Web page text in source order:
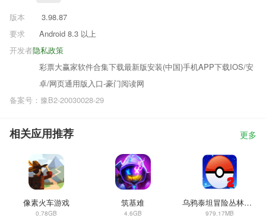
版本
3.98.87
要求
Android 8.3 以上
隐私政策
开发者
彩票大赢家软件合集下载最新版安装(中国)手机APP下载IOS/安
卓/网页通用版入口-豪门阅读网
备案号：豫B2-20030028-29
相关应用推荐 更多
像素火车游戏
0.78GB
筑基难
4.6GB
乌鸦泰坦冒险丛林世界
979.17MB